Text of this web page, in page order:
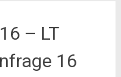
– LT
16